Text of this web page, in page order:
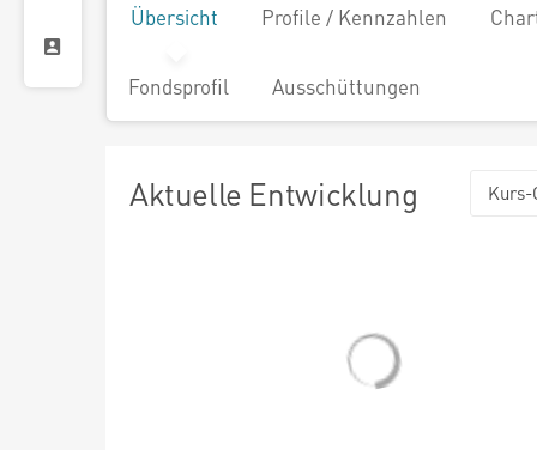
Übersicht Profile / Kennzahlen
Fondsprofil Ausschüttungen
Aktuelle Entwicklung Kurs-